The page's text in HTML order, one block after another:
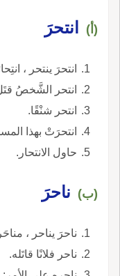
(أ) انتحرَ
انتحرَ ينتحر ،
انتحر الشَّخصُ
انتحر شنْقًا.
انتحرَتْ بهذا
حاول الانتحار.
(ب) ناحرَ
ناحرَ يناحر ،
ناحر فلانًا قاتَله.